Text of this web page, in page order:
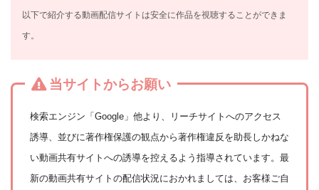
以下で紹介する動画配信サイトは安全に作品を視聴することができま
す。
当サイトからお願い
検索エンジン「Google」他より、リーチサイトへのアクセス
誘導、並びに著作権保護の観点から著作権違反を助長しかねな
い動画共有サイトへの誘導を控えるよう指導されています。最
新の動画共有サイトの配信状況におかれましては、お客様ご自